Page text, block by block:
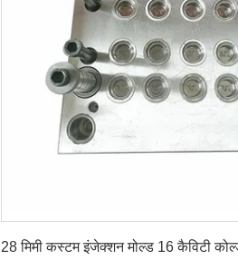
28 मिमी कस्टम इंजेक्शन मोल्ड 16 कैविटी